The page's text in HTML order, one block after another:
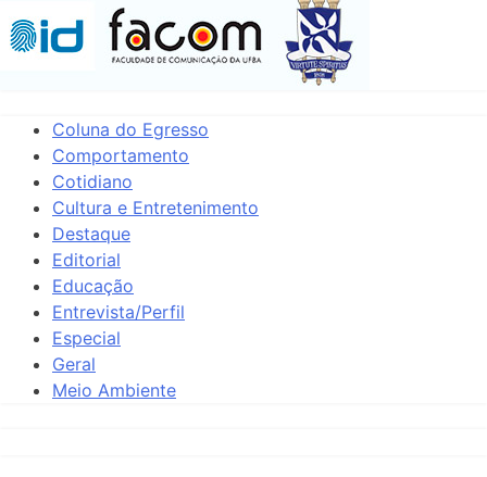
Coluna do Egresso
Comportamento
Cotidiano
Cultura e Entretenimento
Destaque
Editorial
Educação
Entrevista/Perfil
Especial
Geral
Meio Ambiente